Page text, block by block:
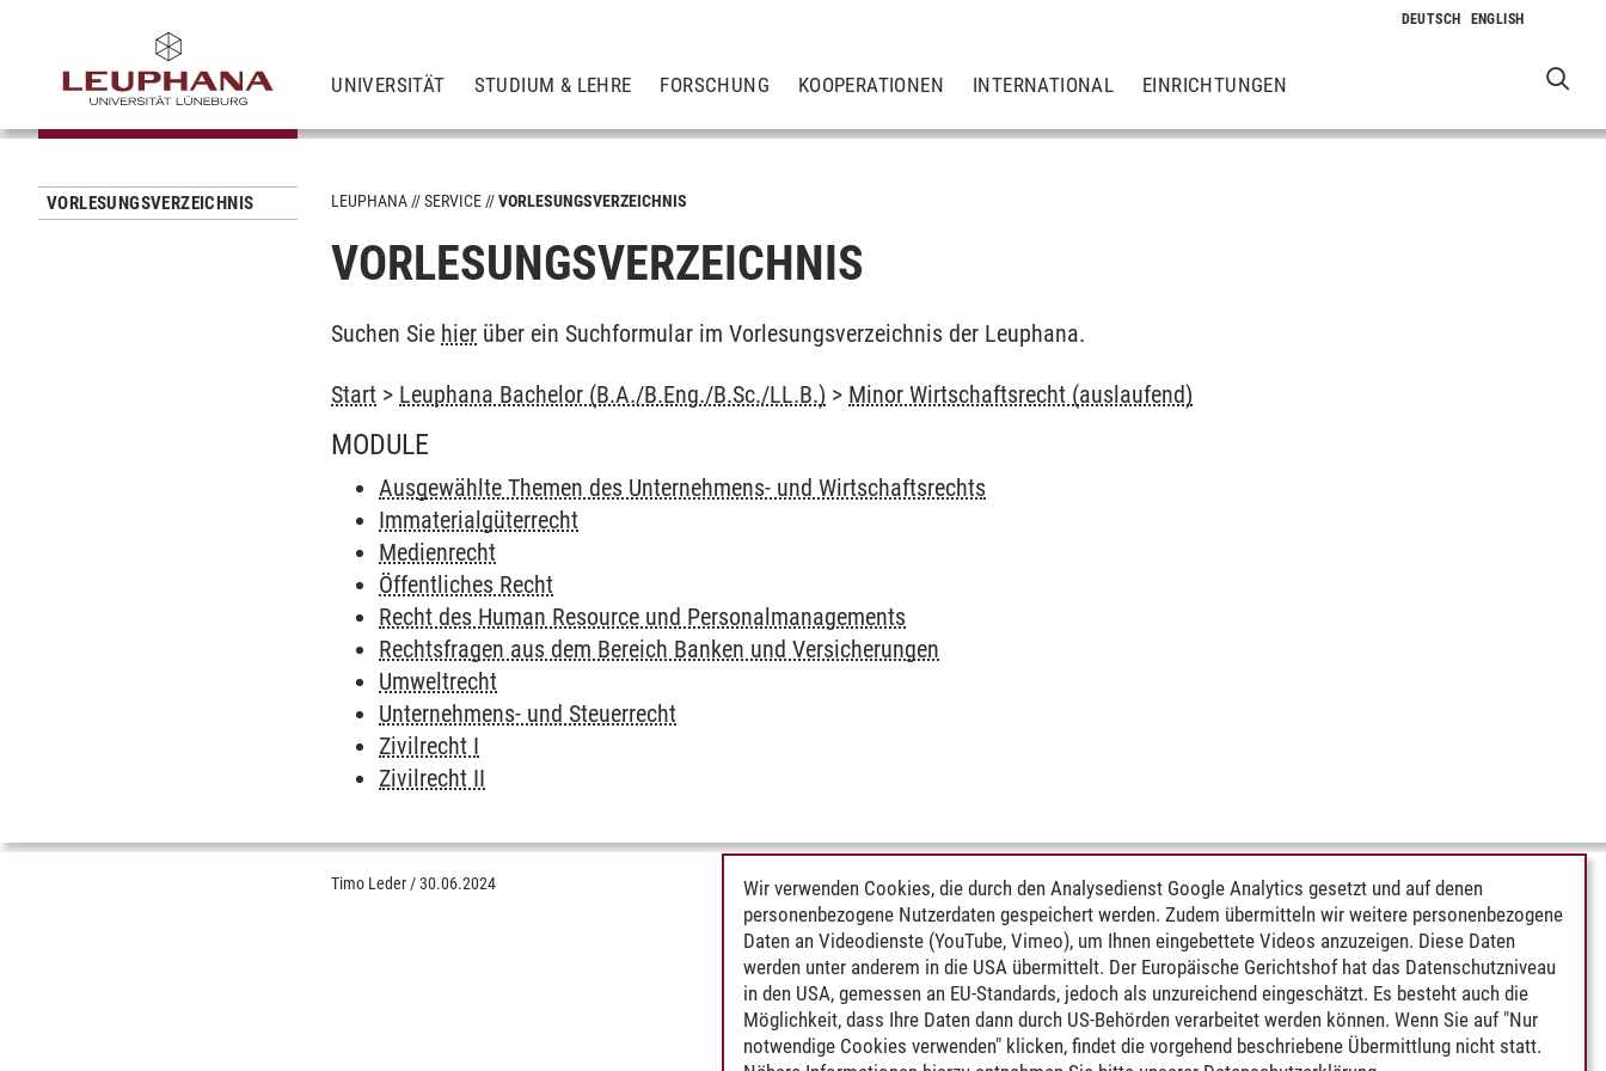
UNIVERSITÄT STUDIUM & LEHRE FORSCHUNG KOOPERATIONEN INTERNATIONAL EINRICHTUNGEN
VORLESUNGSVERZEICHNIS LEUPHANA SERVICE VORLESUNGSVERZEICHNIS
VORLESUNGSVERZEICHNIS
Suchen Sie hier über ein Suchformular im Vorlesungsverzeichnis der Leuphana.
Start > Leuphana Bachelor (B.A./B.Eng./B.Sc./LL.B.) > Minor Wirtschaftsrecht (auslaufend)
MODULE
Ausgewählte Themen des Unternehmens- und Wirtschaftsrechts
Immaterialgüterrecht
Medienrecht
Öffentliches Recht
Recht des Human Resource und Personalmanagements
Rechtsfragen aus dem Bereich Banken und Versicherungen
Umweltrecht
Unternehmens- und Steuerrecht
Zivilrecht I
Zivilrecht II
Timo Leder /30.06.2024
Wir verwenden Cookies, die durch den Analysedienst Google Analytics gesetzt und auf denen
personenbezogene Nutzerdaten gespeichert werden. Zudem übermitteln wir weitere personenbezogene
Daten an Videodienste (YouTube, Vimeo), um Ihnen eingebettete Videos anzuzeigen. Diese Daten
werden unter anderem in die USA übermittelt. Der Europäische Gerichtshof hat das Datenschutzniveau
in den USA, gemessen an EU-Standards, jedoch als unzureichend eingeschätzt. Es besteht auch die
Möglichkeit, dass Ihre Daten dann durch US-Behörden verarbeitet werden können. Wenn Sie auf "Nur
notwendige Cookies verwenden" klicken, findet die vorgehend beschriebene Übermittlung nicht statt.